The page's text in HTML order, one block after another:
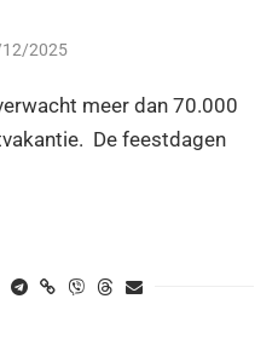
2025
meer dan 70.000
De feestdagen